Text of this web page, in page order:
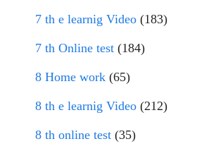
7 th e learnig Video (183)
7 th Online test (184)
8 Home work (65)
8 th e learnig Video (212)
8 th online test (35)